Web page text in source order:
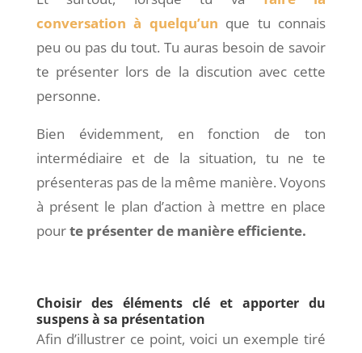
conversation à quelqu’un que tu connais
peu ou pas du tout. Tu auras besoin de savoir
te présenter lors de la discution avec cette
personne.
Bien évidemment, en fonction de ton
intermédiaire et de la situation, tu ne te
présenteras pas de la même manière. Voyons
à présent le plan d’action à mettre en place
pourte présenter de manière efficiente.
Choisir des éléments clé et apporter du
suspens à sa présentation
Afin d’illustrer ce point, voici un exemple tiré